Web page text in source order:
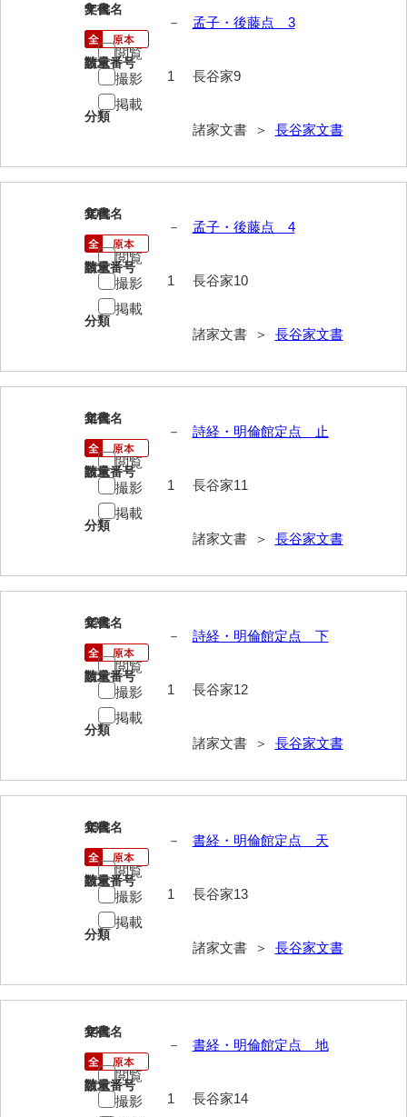
岡本家文書（周防大島町）
小川家文書
小川五郎収集史料
尾崎家文書（防府市）
小沢太郎文書
小田家文書（山口市吉敷）
小田家文書（柳井市金屋）
小田家文書（柳井市和田）
小田家文書（山口市下小鯖）
影山家文書
鹿島家文書
梶山家文書
片岡トミ子自作農地木札
堅田家文書（山口市）
堅田家文書（山口市２）
片山家文書（阿東町）
片山家文書（下関市豊浦）
片山家文書（美和町）
月輪寺文書
勝間田家文書
桂家文書（防府市）
桂家文書（宇部市1）
桂家文書（宇部市2）
桂家文書（大阪市）
門井家文書
金津家文書
9
文書名
孟子・後藤点 3
請求番号
長谷家9
分類
諸家文書 ＞ 長谷家文書
年代
－
数量
1
閲覧
撮影
掲載
10
文書名
孟子・後藤点 4
請求番号
長谷家10
分類
諸家文書 ＞ 長谷家文書
年代
－
数量
1
閲覧
撮影
掲載
11
文書名
詩経・明倫館定点 止
請求番号
長谷家11
分類
諸家文書 ＞ 長谷家文書
年代
－
数量
1
閲覧
撮影
掲載
12
文書名
詩経・明倫館定点 下
請求番号
長谷家12
分類
諸家文書 ＞ 長谷家文書
年代
－
数量
1
閲覧
撮影
掲載
13
文書名
書経・明倫館定点 天
請求番号
長谷家13
分類
諸家文書 ＞ 長谷家文書
年代
－
数量
1
閲覧
撮影
掲載
14
文書名
書経・明倫館定点 地
請求番号
長谷家14
年代
－
数量
1
閲覧
撮影